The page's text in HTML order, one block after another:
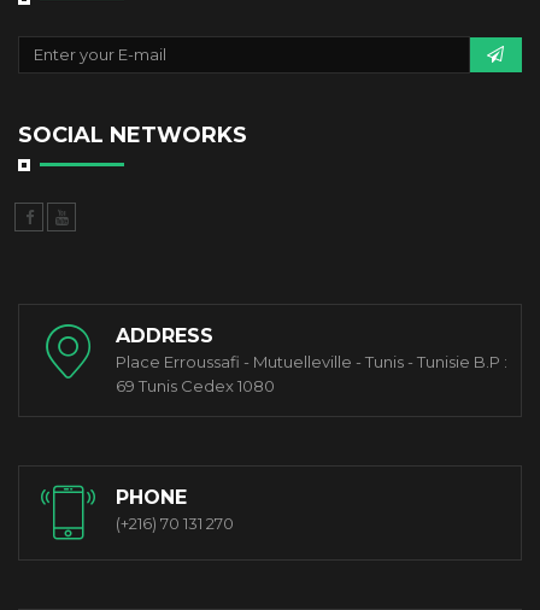
SOCIAL NETWORKS
ADDRESS
Place Erroussafi - Mutuelleville - Tunis - Tunisie B.P :
69 Tunis Cedex 1080
PHONE
(+216) 70 131 270